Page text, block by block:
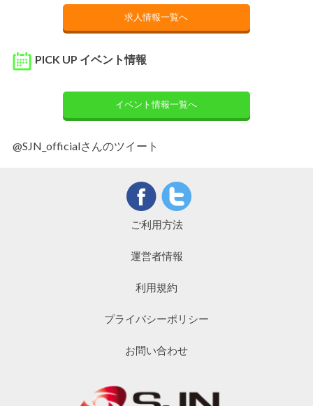
求人情報一覧へ
PICK UP イベント情報
イベント情報一覧へ
@SJN_officialさんのツイート
ご利用方法
運営者情報
利用規約
プライバシーポリシー
お問い合わせ